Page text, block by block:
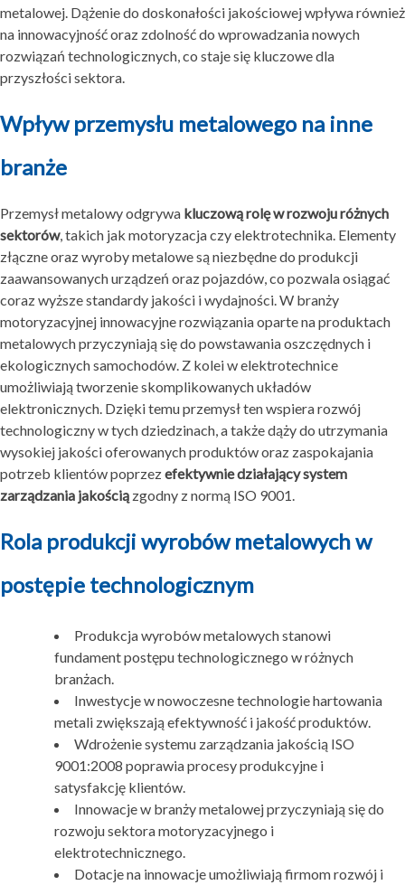
metalowej. Dążenie do doskonałości jakościowej wpływa również
na innowacyjność oraz zdolność do wprowadzania nowych
rozwiązań technologicznych, co staje się kluczowe dla
przyszłości sektora.
Wpływ przemysłu metalowego na inne
branże
Przemysł metalowy odgrywa kluczową rolę w rozwoju różnych
sektorów, takich jak motoryzacja czy elektrotechnika. Elementy
złączne oraz wyroby metalowe są niezbędne do produkcji
zaawansowanych urządzeń oraz pojazdów, co pozwala osiągać
coraz wyższe standardy jakości i wydajności. W branży
motoryzacyjnej innowacyjne rozwiązania oparte na produktach
metalowych przyczyniają się do powstawania oszczędnych i
ekologicznych samochodów. Z kolei w elektrotechnice
umożliwiają tworzenie skomplikowanych układów
elektronicznych. Dzięki temu przemysł ten wspiera rozwój
technologiczny w tych dziedzinach, a także dąży do utrzymania
wysokiej jakości oferowanych produktów oraz zaspokajania
potrzeb klientów poprzezefektywnie działający system
zarządzania jakością zgodny z normą ISO 9001.
Rola produkcji wyrobów metalowych w
postępie technologicznym
Produkcja wyrobów metalowych stanowi
fundament postępu technologicznego w różnych
branżach.
Inwestycje w nowoczesne technologie hartowania
metali zwiększają efektywność i jakość produktów.
Wdrożenie systemu zarządzania jakością ISO
9001:2008 poprawia procesy produkcyjne i
satysfakcję klientów.
Innowacje w branży metalowej przyczyniają się do
rozwoju sektora motoryzacyjnego i
elektrotechnicznego.
Dotacje na innowacje umożliwiają firmom rozwój i